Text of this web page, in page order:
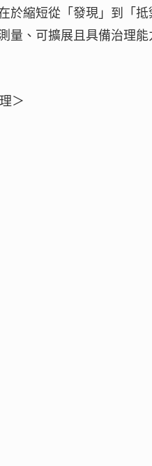
於縮短從「發現」到「
量、可擴展且具備治理
＞